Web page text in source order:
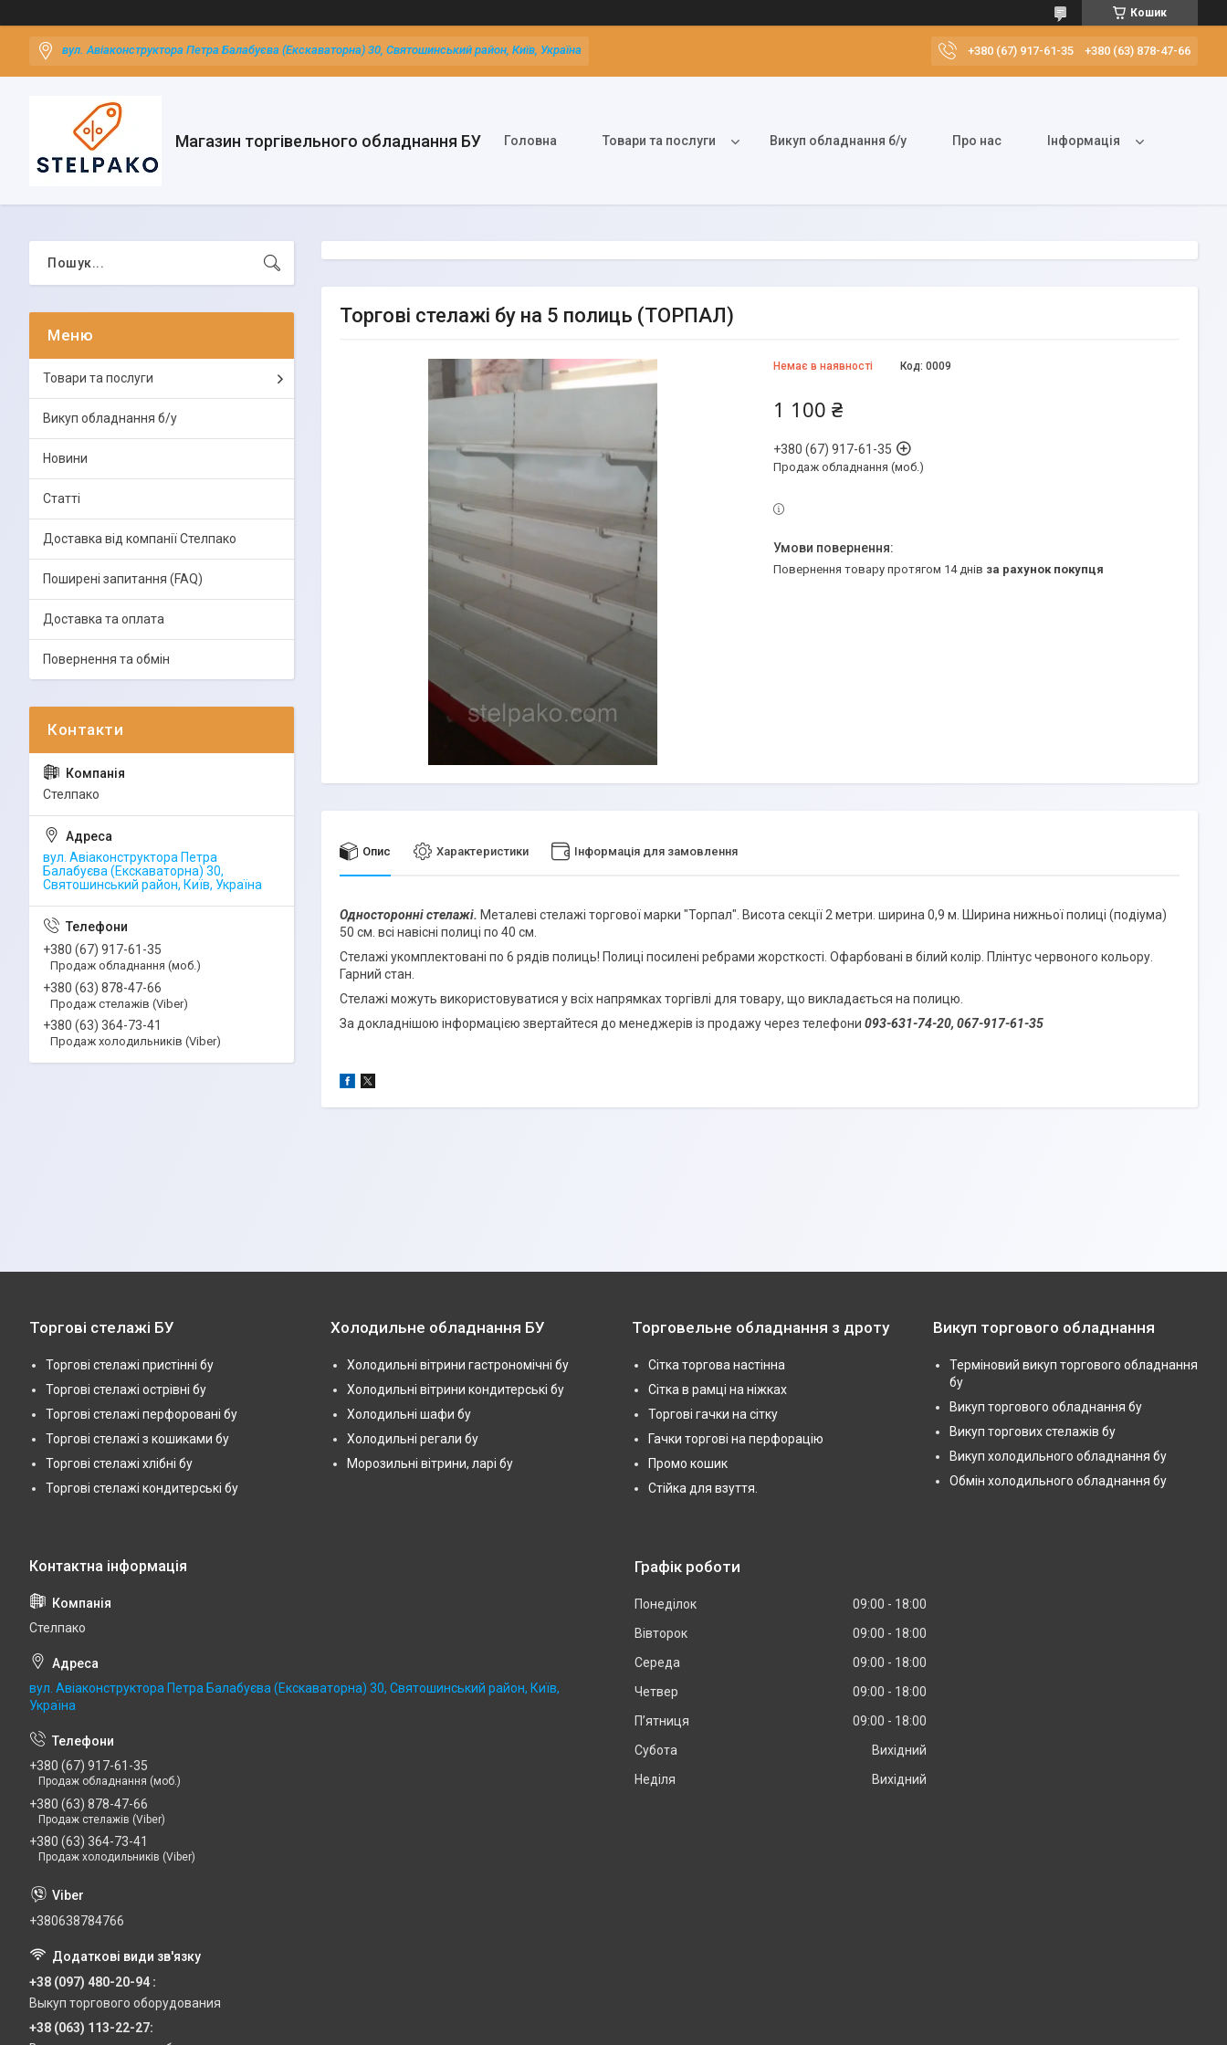
Кошик
вул. Авіаконструктора Петра Балабуєва (Екскаваторна) 30, Святошинський район, Київ, Україна +380 (67) 917-61-35 +380 (63) 878-47-66
Магазин торгівельного обладнання БУ Головна Товари та послуги Викуп обладнання б/у Про нас Інформація
Торгові стелажі бу на 5 полиць (ТОРПАЛ)
Немає в наявності Код: 0009
1 100 ₴
+380 (67) 917-61-35
Продаж обладнання (моб.)
повернення товару протягом 14 днів за рахунок покупця
Опис Характеристики Інформація для замовлення
Односторонні стелажі. Металеві стелажі торгової марки "Торпал". Висота секції 2 метри. ширина 0,9 м. Ширина нижньої полиці (подіума)
50 см. всі навісні полиці по 40 см.
Стелажі укомплектовані по 6 рядів полиць! Полиці посилені ребрами жорсткості. Офарбовані в білий колір. Плінтус червоного кольору.
Гарний стан.
Стелажі можуть використовуватися у всіх напрямках торгівлі для товару, що викладається на полицю.
За докладнішою інформацією звертайтеся до менеджерів із продажу через телефони 093-631-74-20, 067-917-61-35
Товари та послуги
Викуп обладнання б/у
Новини
Статті
Доставка від компанії Стелпако
Поширені запитання (FAQ)
Доставка та оплата
Повернення та обмін
Стелпако
вул. Авіаконструктора Петра
Балабуєва (Екскаваторна) 30,
Святошинський район, Київ, Україна
+380 (67) 917-61-35
Продаж обладнання (моб.)
+380 (63) 878-47-66
Продаж стелажів (Viber)
+380 (63) 364-73-41
Продаж холодильників (Viber)
Торгові стелажі БУ
Торгові стелажі пристінні бу
Торгові стелажі острівні бу
Торгові стелажі перфоровані бу
Торгові стелажі з кошиками бу
Торгові стелажі хлібні бу
Торгові стелажі кондитерські бу
Холодильне обладнання БУ
Холодильні вітрини гастрономічні бу
Холодильні вітрини кондитерські бу
Холодильні шафи бу
Холодильні регали бу
Морозильні вітрини, ларі бу
Торговельне обладнання з дроту
Сітка торгова настінна
Сітка в рамці на ніжках
Торгові гачки на сітку
Гачки торгові на перфорацію
Промо кошик
Стійка для взуття.
Викуп торгового обладнання
Терміновий викуп торгового обладнання
бу
Викуп торгового обладнання бу
Викуп торгових стелажів бу
Викуп холодильного обладнання бу
Обмін холодильного обладнання бу
Стелпако
вул. Авіаконструктора Петра Балабуєва (Екскаваторна) 30, Святошинський район, Київ,
Україна
+380 (67) 917-61-35
Продаж обладнання (моб.)
+380 (63) 878-47-66
Продаж стелажів (Viber)
+380 (63) 364-73-41
Продаж холодильників (Viber)
+380638784766
+38 (097) 480-20-94
Выкуп торгового оборудования
+38 (063) 113-22-27
Графік роботи
Понеділок 09:00
18:00
Вівторок
09:00
18:00
Середа
09:00
18:00
Четвер
09:00
18:00
Пʼятниця
09:00
18:00
Субота
Вихідний
Неділя
Вихідний